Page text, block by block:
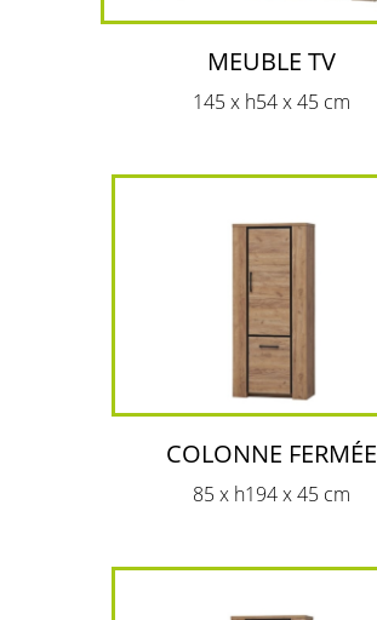
MEUBLE TV
145 x h54 x 45 cm
COLONNE FERMÉE
85 x h194 x 45 cm